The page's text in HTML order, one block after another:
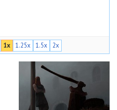
1x 1.25x 1.5x 2x